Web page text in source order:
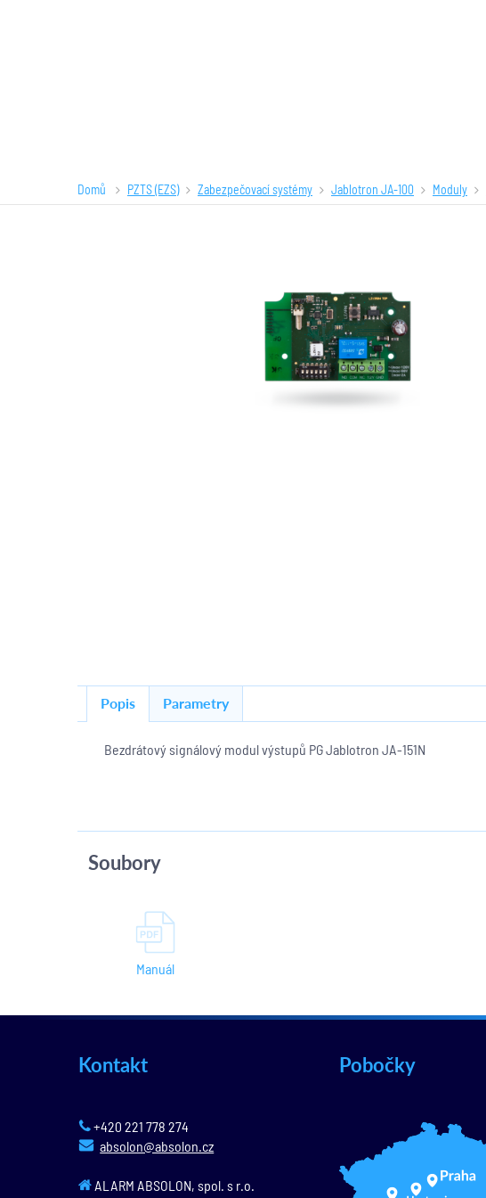
Domů PZTS (EZS) Zabezpečovací systémy Jablotron JA-100 Moduly
Popis Parametry
Bezdrátový signálový modul výstupů PG Jablotron JA-151N
Soubory
Manuál
Kontakt
+420 221 778 274
absolon@absolon.cz
ALARM ABSOLON, spol. s r.o.
Pobočky